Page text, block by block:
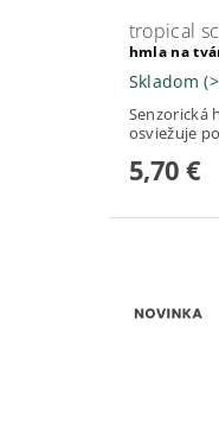
tropical
hmla na
Skladom
Senzorická
osviežuje
5,70 €